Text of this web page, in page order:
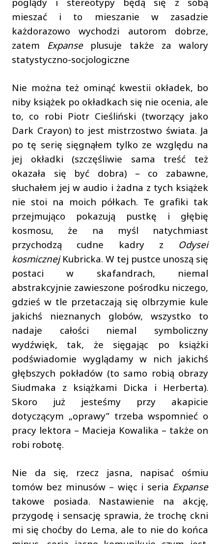
mieszać i to mieszanie w zasadzie
każdorazowo wychodzi autorom dobrze,
zatem Expanse plusuje także za walory
statystyczno-socjologiczne
Nie można też ominąć kwestii okładek, bo
niby książek po okładkach się nie ocenia, ale
to, co robi Piotr Cieśliński (tworzący jako
Dark Crayon) to jest mistrzostwo świata. Ja
po tę serię sięgnąłem tylko ze względu na
jej okładki (szczęśliwie sama treść też
okazała się być dobra) – co zabawne,
słuchałem jej w audio i żadna z tych książek
nie stoi na moich półkach. Te grafiki tak
przejmująco pokazują pustkę i głębię
kosmosu, że na myśl natychmiast
przychodzą cudne kadry z Odysei
kosmicznej Kubricka. W tej pustce unoszą się
postaci w skafandrach, niemal
abstrakcyjnie zawieszone pośrodku niczego,
gdzieś w tle przetaczają się olbrzymie kule
jakichś nieznanych globów, wszystko to
nadaje całości niemal symboliczny
wydźwięk, tak, że sięgając po książki
podświadomie wyglądamy w nich jakichś
głębszych pokładów (to samo robią obrazy
Siudmaka z książkami Dicka i Herberta).
Skoro już jesteśmy przy akapicie
dotyczącym „oprawy” trzeba wspomnieć o
pracy lektora – Macieja Kowalika – także on
robi robotę.
Nie da się, rzecz jasna, napisać ośmiu
tomów bez minusów – więc i seria Expanse
takowe posiada. Nastawienie na akcję,
przygodę i sensację sprawia, że trochę ckni
mi się choćby do Lema, ale to nie do końca